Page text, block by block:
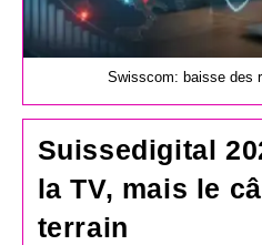
Swisscom: baisse des
Suissedigital
la TV, mais le
terrain